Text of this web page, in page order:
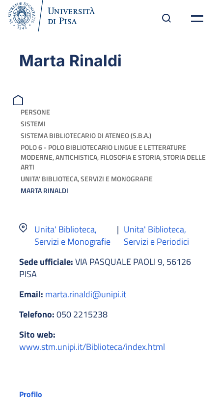
Marta Rinaldi
PERSONE
SISTEMI
SISTEMA BIBLIOTECARIO DI ATENEO (S.B.A.)
POLO 6 - POLO BIBLIOTECARIO LINGUE E LETTERATURE
MODERNE, ANTICHISTICA, FILOSOFIA E STORIA, STORIA DELLE
ARTI
UNITA' BIBLIOTECA, SERVIZI E MONOGRAFIE
MARTA RINALDI
Unita' Biblioteca,
Servizi e Monografie
| Unita' Biblioteca,
Servizi e Periodici
Sede ufficiale:VIA PASQUALE PAOLI 9, 56126
PISA
Email: marta.rinaldi@unipi.it
Telefono:050 2215238
Sito web:
www.stm.unipi.it/Biblioteca/index.html
Profilo